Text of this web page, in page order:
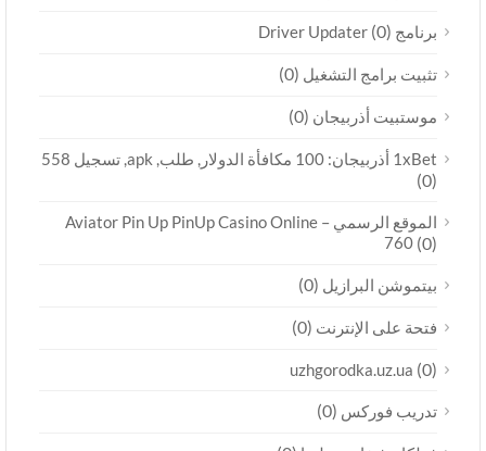
برنامج Driver Updater(0)
تثبيت برامج التشغيل(0)
موستبيت أذربيجان(0)
1xBet أذربيجان: 100 مكافأة الدولار, طلب, apk, تسجيل 558
الموقع الرسمي Aviator Pin Up PinUp Casino Online –
760(0)
بيتموشن البرازيل (0)
فتحة على الإنترنت(0)
uzhgorodka.uz.ua(0)
تدريب فوركس(0)